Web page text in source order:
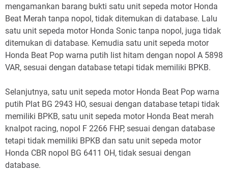
mengamankan barang bukti satu unit sepeda motor Honda
Beat Merah tanpa nopol, tidak ditemukan di database. Lalu
satu unit sepeda motor Honda Sonic tanpa nopol, juga tidak
ditemukan di database. Kemudia satu unit sepeda motor
Honda Beat Pop warna putih list hitam dengan nopol A 5898
VAR, sesuai dengan database tetapi tidak memiliki BPKB.
Selanjutnya, satu unit sepeda motor Honda Beat Pop warna
putih Plat BG 2943 HO, sesuai dengan database tetapi tidak
memiliki BPKB, satu unit sepeda motor Honda Beat merah
knalpot racing, nopol F 2266 FHP, sesuai dengan database
tetapi tidak memiliki BPKB dan satu unit sepeda motor
Honda CBR nopol BG 6411 OH, tidak sesuai dengan
database.